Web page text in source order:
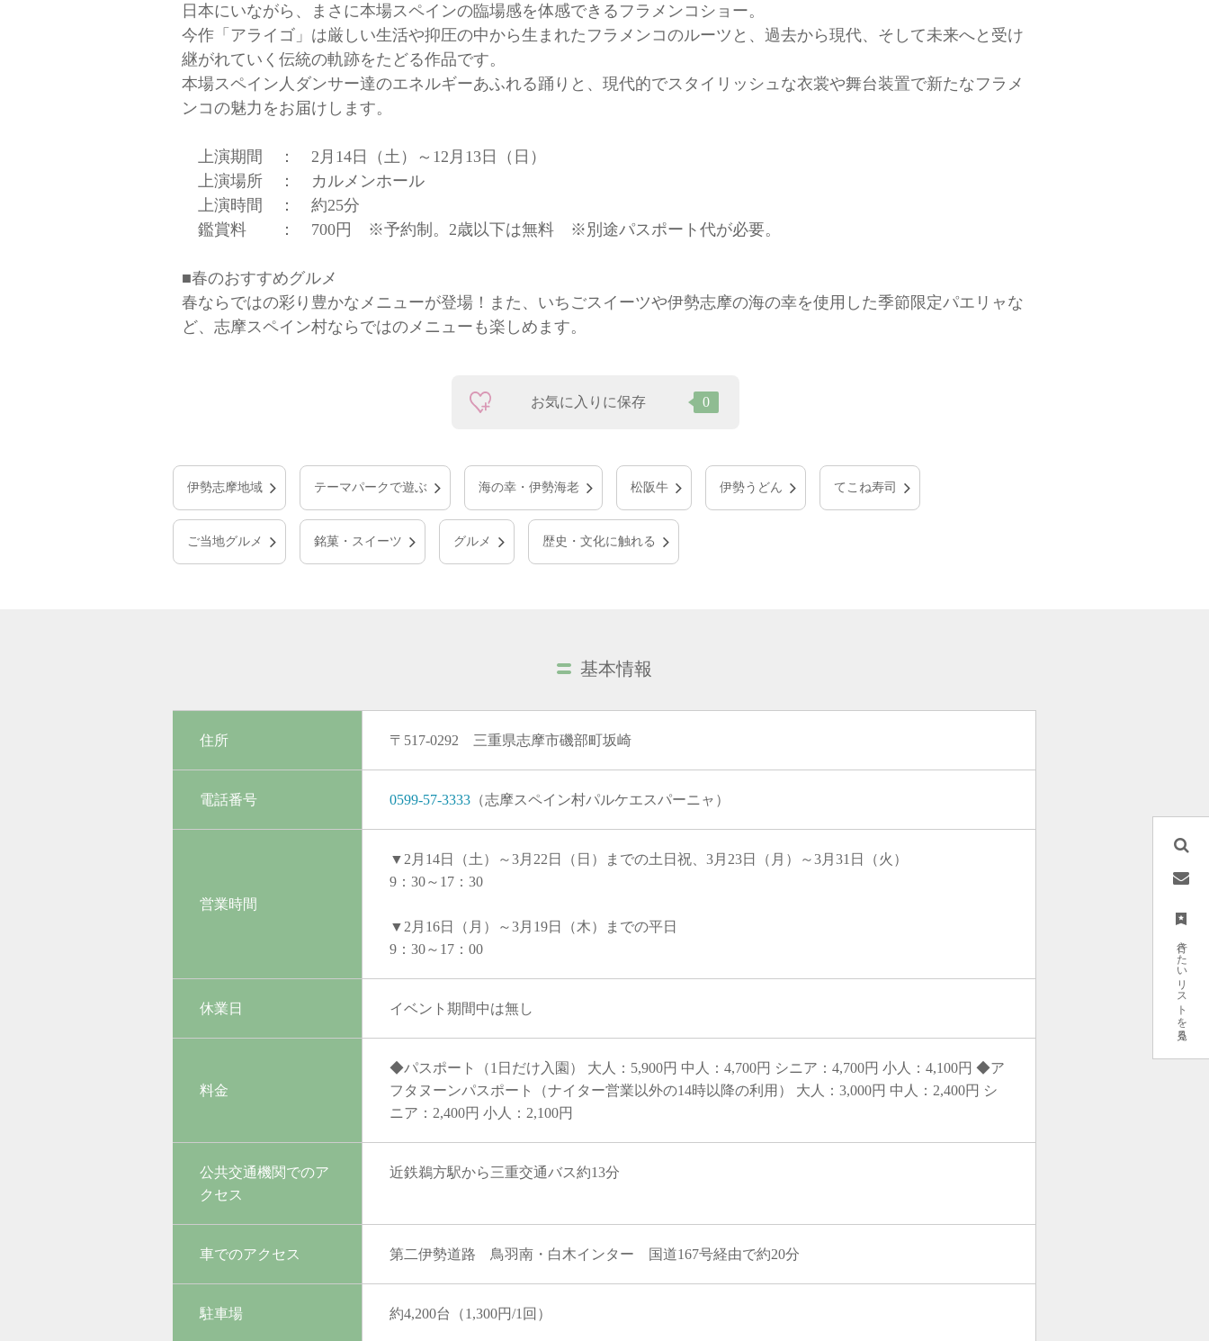
行きたいリストを見る
日本にいながら、まさに本場スペインの臨場感を体感できるフラメンコショー。
今作「アライゴ」は厳しい生活や抑圧の中から生まれたフラメンコのルーツと、過去から現代、そして未来へと受け
継がれていく伝統の軌跡をたどる作品です。
本場スペイン人ダンサー達のエネルギーあふれる踊りと、現代的でスタイリッシュな衣裳や舞台装置で新たなフラメ
ンコの魅力をお届けします。
上演期間 ： 2月14日（土）～12月13日（日）
上演場所 ： カルメンホール
上演時間 ： 約25分
鑑賞料 ： 700円 ※予約制。2歳以下は無料 ※別途パスポート代が必要。
■春のおすすめグルメ
春ならではの彩り豊かなメニューが登場！また、いちごスイーツや伊勢志摩の海の幸を使用した季節限定パエリャな
ど、志摩スペイン村ならではのメニューも楽しめます。
お気に入りに保存 0
伊勢志摩地域 テーマパークで遊ぶ 海の幸・伊勢海老 松阪牛 伊勢うどん てこね寿司
ご当地グルメ 銘菓・スイーツ グルメ 歴史・文化に触れる
基本情報
住所 〒517-0292 三重県志摩市磯部町坂崎
電話番号 0599-57-3333 （志摩スペイン村パルケエスパーニャ）
営業時間
▼2月14日（土）～3月22日（日）までの土日祝、3月23日（月）～3月31日（火）
9：30～17：30
▼2月16日（月）～3月19日（木）までの平日
9：30～17：00
休業日 イベント期間中は無し
料金
◆パスポート（1日だけ入園） 大人：5,900円 中人：4,700円 シニア：4,700円 小人：4,100円 ◆ア
フタヌーンパスポート（ナイター営業以外の14時以降の利用） 大人：3,000円 中人：2,400円 シ
ニア：2,400円 小人：2,100円
公共交通機関でのア
クセス
近鉄鵜方駅から三重交通バス約13分
車でのアクセス 第二伊勢道路 鳥羽南・白木インター 国道167号経由で約20分
駐車場 約4,200台（1,300円/1回）